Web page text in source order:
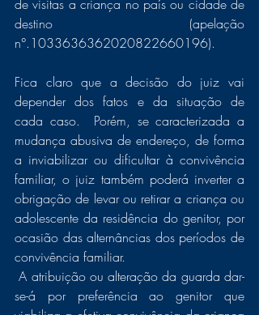
de visitas a criança no país ou cidade de
destino (apelação
n°.1033636362020822660196).
Fica claro que a decisão do juiz vai
depender dos fatos e da situação de
cada caso.  Porém, se caracterizada a
mudança abusiva de endereço, de forma
a inviabilizar ou dificultar à convivência
familiar, o juiz também poderá inverter a
obrigação de levar ou retirar a criança ou
adolescente da residência do genitor, por
ocasião das alternâncias dos períodos de
convivência familiar.
A atribuição ou alteração da guarda dar-
se-á por preferência ao genitor que